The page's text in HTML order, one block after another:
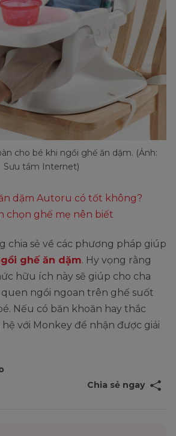
cho bé khi ngồi ghế ăn dặm. (Ảnh:
Sưu tầm Internet)
dặm Autoru có tốt không?
chọn ghế mẹ nên biết
chia sẻ về các phương pháp giúp
ghế ăn dặm. Hy vọng rằng
hữu ích này sẽ giúp cho cha
ngồi ngoan trên ghế suốt
Nếu có băn khoăn hay thắc
với Monkey để nhận được giải
Chia sẻ ngay